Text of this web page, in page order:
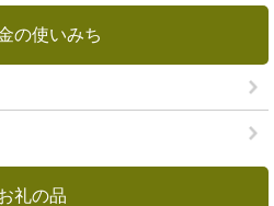
の使いみち
礼の品